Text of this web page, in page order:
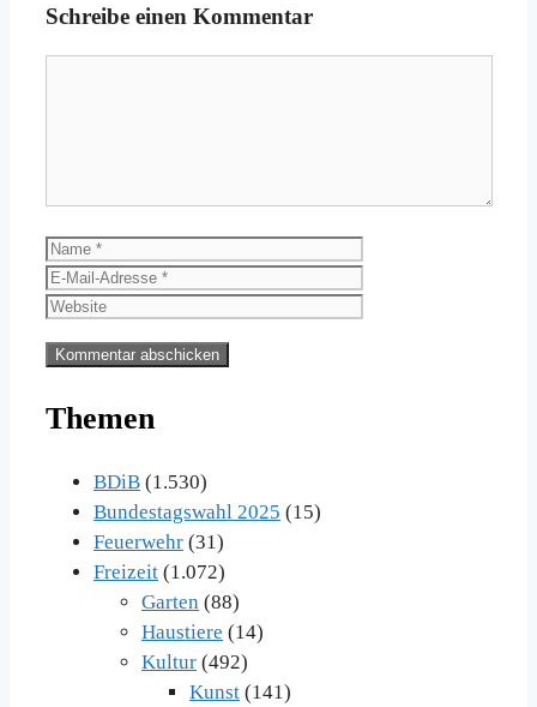
Schreibe einen Kommentar
Name
Themen
BDiB (1.530)
Bundestagswahl 2025 (15)
Feuerwehr (31)
Freizeit (1.072)
Garten (88)
Haustiere (14)
Kultur (492)
Kunst (141)